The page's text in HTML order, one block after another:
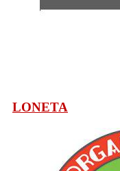
LONETA